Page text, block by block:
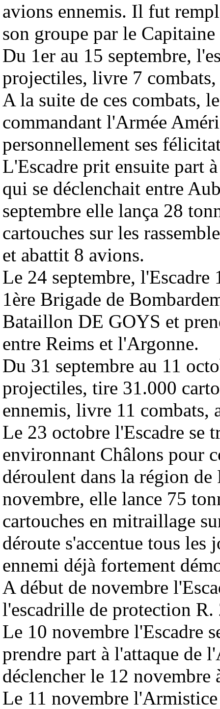
avions ennemis. Il fut
son groupe par le
Du 1er au 15 septembre,
projectiles, livre 7
A la suite de ces combats,
commandant l'Armée
personnellement ses
L'Escadre prit ensuite part
qui se déclenchait entre
septembre elle lança 28
cartouches sur les
et abattit 8 avions.
Le 24 septembre,
1ère Brigade de
Bataillon DE GOYS et
entre Reims et l'Argonne.
Du 31 septembre au 11
projectiles, tire 31.000
ennemis, livre 11 combats,
Le 23 octobre l'Escadre se
environnant Châlons pour
déroulent dans la région
novembre, elle lance 75
cartouches en mitraillage
déroute s'accentue tous
ennemi déjà fortement
A début de novembre
l'escadrille de protection R.
Le 10 novembre l'Escadre
prendre part à l'attaque de
déclencher le 12 novembre
Le 11 novembre l'Armistice